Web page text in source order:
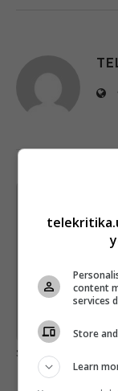
Пишемо з
Підпишіться ще
загрузка...
content
services
Store
Learn